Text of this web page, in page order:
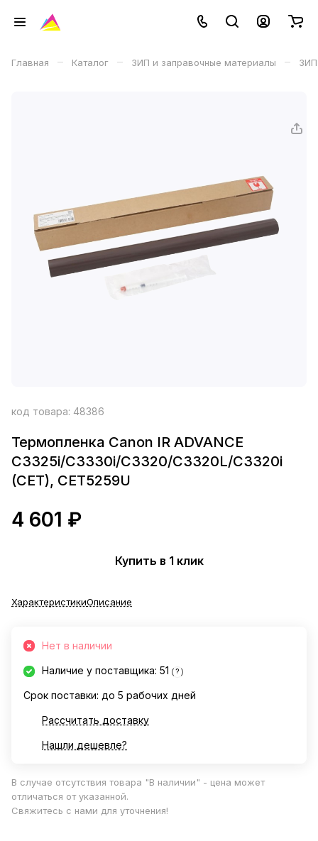
Главная – Каталог – ЗИП и заправочные материалы – ЗИП
код товара: 48386
Термопленка Canon IR ADVANCE
C3325i/C3330i/C3320/C3320L/C3320i
(CET), CET5259U
4 601 ₽
Купить в 1 клик
ХарактеристикиОписание
Нет в наличии
Наличие у поставщика: 51 ?
Срок поставки: до 5 рабочих дней
Рассчитать доставку
Нашли дешевле?
В случае отсутствия товара "В наличии" - цена может
отличаться от указанной.
Свяжитесь с нами для уточнения!